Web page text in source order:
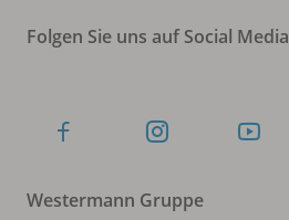
Folgen Sie uns auf Social Media
Westermann Gruppe